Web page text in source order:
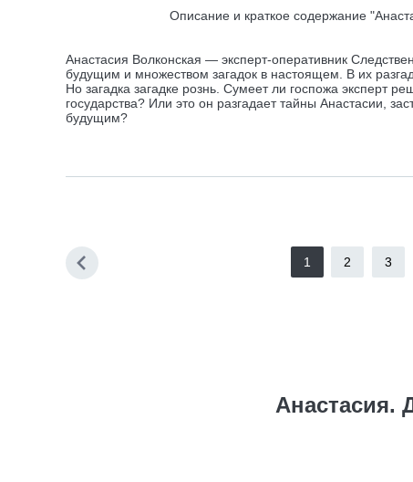
Описание и краткое содержание
Анастасия Волконская — эксперт-оперативник
будущим и множеством загадок в настоящем. В их
Но загадка загадке рознь. Сумеет ли госпожа эксперт
государства? Или это он разгадает тайны Анастасии,
будущим?
1 2 3
Анастасия.